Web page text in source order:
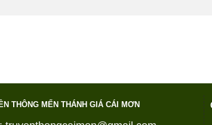
THÔNG MẾN THÁNH GIÁ CÁI MƠN